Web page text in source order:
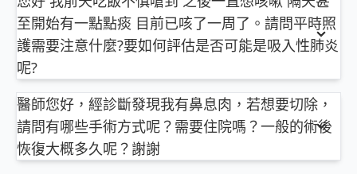
問8 Facebook ►https://goo.gl/UZt42U
問8 醫學動畫 ►https://goo.gl/Fo1lHQ
醫師簡介 ►http://bit.ly/2vnDJBN
問8健康新聞網 ►https://goo.gl/thHdOq
問8 Facebook ►https://goo.gl/UZt42U
問8 醫學動畫 ►https://goo.gl/Fo1lHQ
因為很好用，常常一試成主顧，臨床上濫用的情況並
不少，常聽到病患敍述，不用就會鼻塞到睡不著，卻
因此忽略了它的副作用，使用過度造成鼻肉裡的血管
彈性疲乏，無法順利收縮，反而鼻塞更嚴重，稱之為
「反彈性鼻炎」，此類藥品仿單上雖然有註明「不應
長期連續使用超過七天」，但真的會看使用說明並且
遵守的，畢竟是少數。
1、據我所知，瑞貝塔是注射型藥劑，可用於A、B型
流感，一般注射一劑，但若有併發重症，可連續注
射，一劑一般需自費1800。
2、紓伏效，是日本藥廠硏發，經美國食品藥物管理
局審核通過，今年我國衞福部也通過許可，此藥特色
是只需口服一次，但單價頗高，目前大部分醫院尚未
進提供選擇。
至開始有一點點痰 目前已咳了一周了。請問平時照
護需要注意什麼?要如何評估是否可能是吸入性肺炎
呢?
吸入性肺炎一般是指有外物或液體吸入肺部之後所造
成的問題。
推測您的情況，輕者可能為嗆食之後的氣管過敏反
應，重者即為吸入性肺炎，若是吸入液體，一般治療
醫師您好，經診斷發現我有鼻息肉，若想要切除，
請問有哪些手術方式呢？需要住院嗎？一般的術後
恢復大概多久呢？謝謝